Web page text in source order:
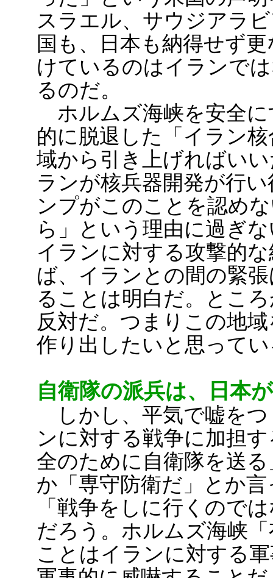
スラエル、サウジアラ
国も、日本も納得せず
けているのはイランで
るのだ。
ホルムズ海峡を安全に
的に脱退した「イラン
域から引き上げればい
ランが核兵器開発が行
ンプがこのことを認め
ら」という理由に過ぎ
イランに対する攻撃的
ば、イランとの間の緊
ることは明白だ。とこ
反対だ。つまりこの地
作り出したいと思って
自衛隊の派兵は、日本
しかし、平気で嘘をつ
ンに対する戦争に加担
全のために自衛隊を送
か「専守防衛だ」とか
「戦争をしに行くので
だろう。ホルムズ海峡
ことはイランに対する